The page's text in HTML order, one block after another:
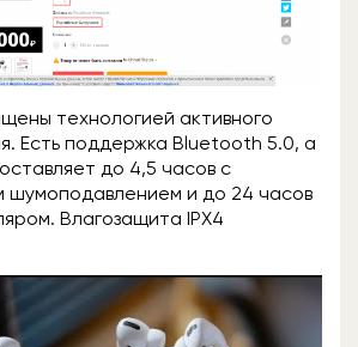
технологией активного
Есть поддержка Bluetooth 5.0, а
до 4,5 часов с
шумоподавлением и до 24 часов
Влагозащита IPX4